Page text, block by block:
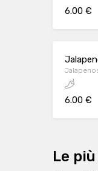
6.00 €
6.00 €
Le